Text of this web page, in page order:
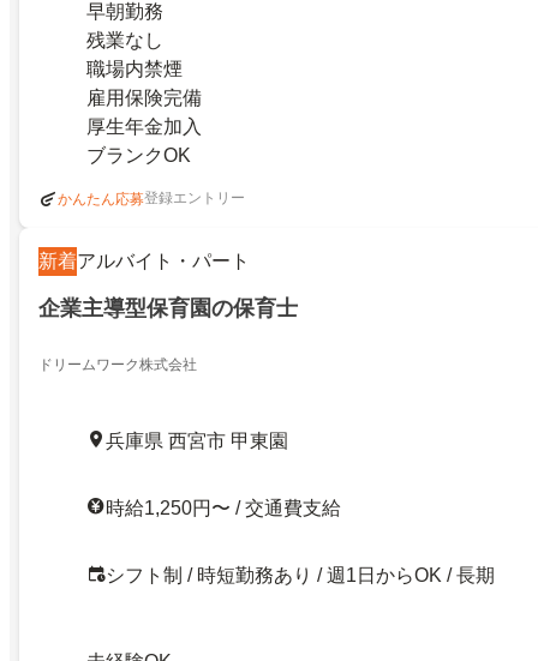
早朝勤務
残業なし
職場内禁煙
雇用保険完備
厚生年金加入
ブランクOK
かんたん応募登録エントリー
新着アルバイト・パート
企業主導型保育園の保育士
ドリームワーク株式会社
兵庫県 西宮市 甲東園
時給1,250円〜 / 交通費支給
シフト制 / 時短勤務あり / 週1日からOK / 長期